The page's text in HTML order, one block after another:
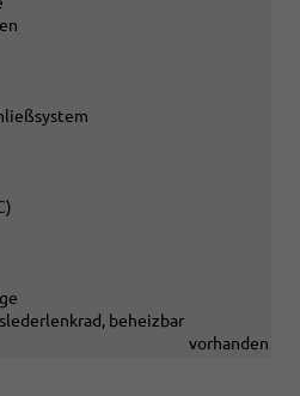
beheizbar
vorhanden